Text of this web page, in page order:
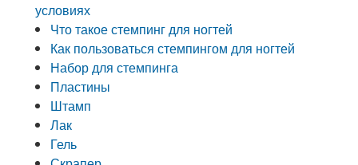
условиях
Что такое стемпинг для ногтей
Как пользоваться стемпингом для ногтей
Набор для стемпинга
Пластины
Штамп
Лак
Гель